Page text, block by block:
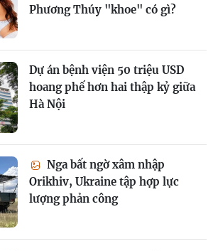
Phương Thúy "khoe" có gì?
Dự án bệnh viện 50 triệu USD
hoang phế hơn hai thập kỷ giữa
Hà Nội
Nga bất ngờ xâm nhập
Orikhiv, Ukraine tập hợp lực
lượng phản công